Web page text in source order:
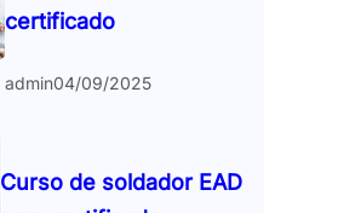
certificado
admin04/09/2025
Curso de soldador EAD